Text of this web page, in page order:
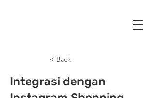
< Back
Integrasi dengan